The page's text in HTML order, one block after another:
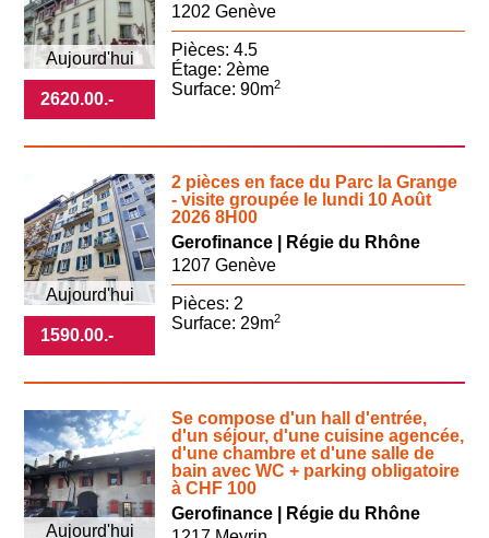
2620.00.-
Aujourd'hui
1202 Genève
Pièces: 4.5
Étage: 2ème
Surface: 90m2
1590.00.-
2 pièces en face du Parc la Grange
- visite groupée le lundi 10 Août
2026 8H00
Aujourd'hui
Gerofinance | Régie du Rhône
1207 Genève
Pièces: 2
Surface: 29m2
Se compose d'un hall d'entrée,
d'un séjour, d'une cuisine agencée,
d'une chambre et d'une salle de
bain avec WC + parking obligatoire
à CHF 100
Aujourd'hui
Gerofinance | Régie du Rhône